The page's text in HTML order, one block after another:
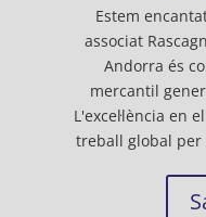
Estem
associat
Andorra és
mercantil
L'excel·lència en
treball global per